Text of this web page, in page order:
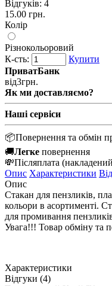
Відгуків: 4
15.00 грн.
Колір
Різнокольоровий
К-сть:
Купити
ПриватБанк
від3грн.
Як ми доставляємо?
Наші сервіси
📦Повернення та обмін
🚚Легке повернення
💸Післяплата
Опис Характеристики
Опис
Стакан для пензликів,
кольори в асортименті.
для промивання
Увага!!! Товар обміну та
Характеристики
Відгуки (4)